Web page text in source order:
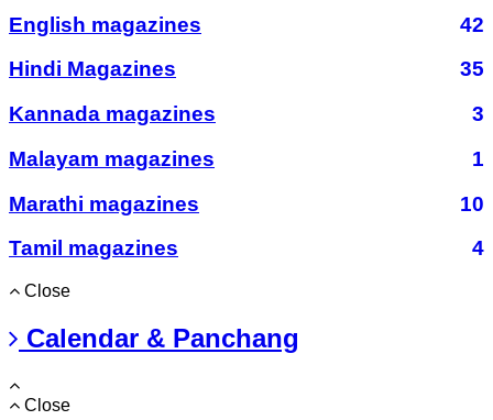
English magazines
42
Hindi Magazines
35
Kannada magazines
3
Malayam magazines
1
Marathi magazines
10
Tamil magazines
4
Close
Calendar & Panchang
Close